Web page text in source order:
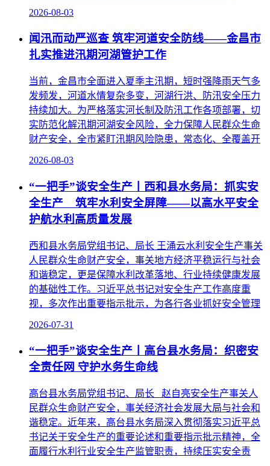
2026-08-03
闻汛而动严巡查 筑牢河道安全防线——金昌市
扎实推进汛期河湖管护工作
当前，金昌市全面进入夏季主汛期，短时强降雨天气多
发频发，河道水情复杂多变，河湖行洪、防汛安全压力
持续加大。为严格落实河长制及防汛工作各项部署，切
实防范化解汛期河湖安全风险，全力保障人民群众生命
财产安全，全市紧盯汛期风险隐患，常态化、全覆盖开
2026-08-03
“一把手”谈安全生产丨西和县水务局：抓实安
全生产 筑牢水利安全屏障——以高水平安全
护航水利高质量发展
西和县水务局党组书记、局长 王涌云水利安全生产事关
人民群众生命财产安全，事关地方经济平稳运行与社会
和谐稳定，更是保障水利改革落地、行业持续健康发展
的基础性工作。习近平总书记对安全生产工作高度重
视，多次作出重要指示批示，为各行各业抓好安全管理
2026-07-31
“一把手”谈安全生产丨高台县水务局：织密安
全责任网 守护水务生命线
高台县水务局党组书记、局长 赵自亮安全生产事关人
民群众生命财产安全，事关经济社会发展大局与社会和
谐稳定。近年来，高台县水务局深入贯彻落实习近平总
书记关于安全生产的重要论述和重要指示批示精神，全
面履行水利行业安全生产监管职责，持续压实安全责